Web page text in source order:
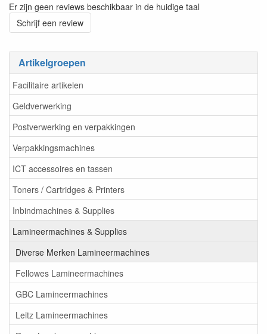
Artikelgroepen
Facilitaire artikelen
Geldverwerking
Postverwerking en verpakkingen
Verpakkingsmachines
ICT accessoires en tassen
Toners / Cartridges & Printers
Inbindmachines & Supplies
Lamineermachines & Supplies
Diverse Merken Lamineermachines
Fellowes Lamineermachines
GBC Lamineermachines
Leitz Lamineermachines
Er zijn geen reviews beschikbaar in de huidige taal
Schrijf een review